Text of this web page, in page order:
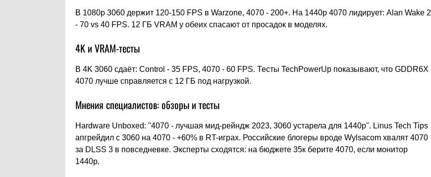
В 1080p 3060 держит 120-150 FPS в Warzone, 4070 - 200+. На 1440p 4070 лидирует: Alan Wake 2
- 70 vs 40 FPS. 12 ГБ VRAM у обеих спасают от просадок в моделях.
4K и VRAM-тесты
В 4K 3060 сдаёт: Control - 35 FPS, 4070 - 60 FPS. Тесты TechPowerUp показывают, что GDDR6X
4070 лучше справляется с 12 ГБ под нагрузкой.
Мнения специалистов: обзоры и тесты
Hardware Unboxed: "4070 - лучшая мид-рейндж 2023, 3060 устарела для 1440p". Linus Tech Tips
апгрейдил с 3060 на 4070 - +60% в RT-играх. Российские блогеры вроде Wylsacom хвалят 4070
за DLSS 3 в повседневке. Эксперты сходятся: на бюджете 35к берите 4070, если монитор
1440p.